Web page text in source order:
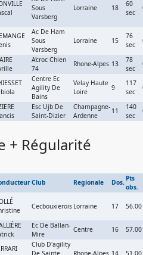
Sous
Varsberg
Lorraine 18
60
sec
Ac De Ham
Sous
Varsberg
Lorraine 15
76
sec
A'croc Chien
74
Rhone-Alpes 13
78
sec
Centre Ec
Agility De
Bains
Velay Haute
Loire
9
117
sec
Esc Ujb De
Saint-Dizier
Champagne-
Ardenne
11
140
sec
+ Régularité
Club Regionale Dos. Pts
obs.
Cecbouxierois Lorraine 17 56.00
Ec De Ballan-
Mire
Centre 16 57.00
Club D'agility
De Sainte
Rhone-Alpes 14 51.00